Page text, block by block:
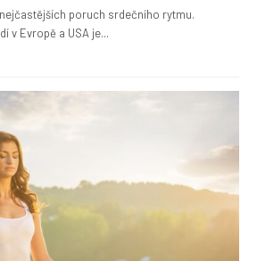
poruch srdečního rytmu.
v Evropě a USA je...